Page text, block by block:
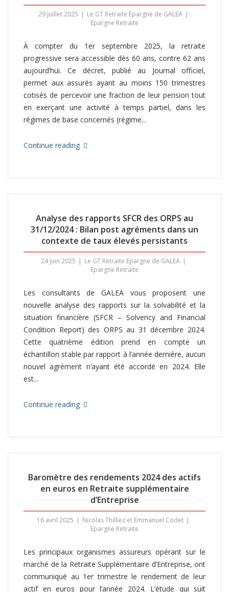
29 juillet 2025
Le GT Retraite Epargne de GALEA
Epargne Retraite
À compter du 1er septembre 2025, la retraite
progressive sera accessible dès 60 ans, contre 62 ans
aujourd’hui. Ce décret, publié au Journal officiel,
permet aux assurés ayant au moins 150 trimestres
cotisés de percevoir une fraction de leur pension tout
en exerçant une activité à temps partiel, dans les
régimes de base concernés (régime...
Continue reading
Analyse des rapports SFCR des ORPS au
31/12/2024 : Bilan post agréments dans un
contexte de taux élevés persistants
24 juin 2025
Le GT Retraite Epargne de GALEA
Epargne Retraite
Les consultants de GALEA vous proposent une
nouvelle analyse des rapports sur la solvabilité et la
situation financière (SFCR – Solvency and Financial
Condition Report) des ORPS au 31 décembre 2024.
Cette quatrième édition prend en compte un
échantillon stable par rapport à l’année dernière, aucun
nouvel agrément n’ayant été accordé en 2024. Elle
est...
Continue reading
Baromètre des rendements 2024 des actifs
en euros en Retraite supplémentaire
d’Entreprise
16 avril 2025
Nicolas Thilliez et Emmanuel Codet
Epargne Retraite
Les principaux organismes assureurs opérant sur le
marché de la Retraite Supplémentaire d’Entreprise, ont
communiqué au 1er trimestre le rendement de leur
actif en euros pour l’année 2024. L’étude qui suit